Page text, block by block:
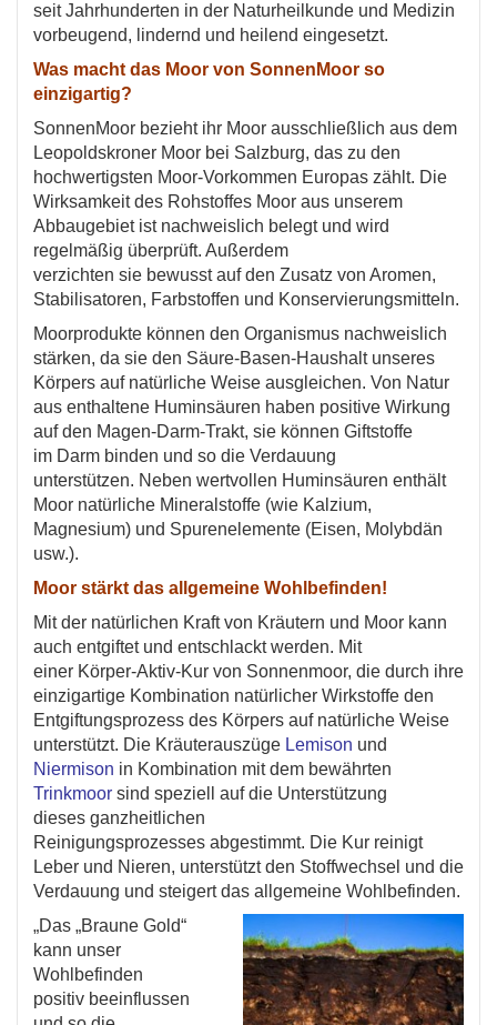
seit Jahrhunderten in der Naturheilkunde und Medizin
vorbeugend, lindernd und heilend eingesetzt.
Was macht das Moor von SonnenMoor so
einzigartig?
SonnenMoor bezieht ihr Moor ausschließlich aus dem
Leopoldskroner Moor bei Salzburg, das zu den
hochwertigsten Moor-Vorkommen Europas zählt. Die
Wirksamkeit des Rohstoffes Moor aus unserem
Abbaugebiet ist nachweislich belegt und wird
regelmäßig überprüft. Außerdem
verzichten sie bewusst auf den Zusatz von Aromen,
Stabilisatoren, Farbstoffen und Konservierungsmitteln.
Moorprodukte können den Organismus nachweislich
stärken, da sie den Säure-Basen-Haushalt unseres
Körpers auf natürliche Weise ausgleichen. Von Natur
aus enthaltene Huminsäuren haben positive Wirkung
auf den Magen-Darm-Trakt, sie können Giftstoffe
im Darm binden und so die Verdauung
unterstützen. Neben wertvollen Huminsäuren enthält
Moor natürliche Mineralstoffe (wie Kalzium,
Magnesium) und Spurenelemente (Eisen, Molybdän
usw.).
Moor stärkt das allgemeine Wohlbefinden!
Mit der natürlichen Kraft von Kräutern und Moor kann
auch entgiftet und entschlackt werden. Mit
einer Körper-Aktiv-Kur von Sonnenmoor, die durch ihre
einzigartige Kombination natürlicher Wirkstoffe den
Entgiftungsprozess des Körpers auf natürliche Weise
unterstützt. Die Kräuterauszüge Lemison und
Niermison in Kombination mit dem bewährten
Trinkmoor sind speziell auf die Unterstützung
dieses ganzheitlichen
Reinigungsprozesses abgestimmt. Die Kur reinigt
Leber und Nieren, unterstützt den Stoffwechsel und die
Verdauung und steigert das allgemeine Wohlbefinden.
„Das „Braune Gold“
kann unser
Wohlbefinden
positiv beeinflussen